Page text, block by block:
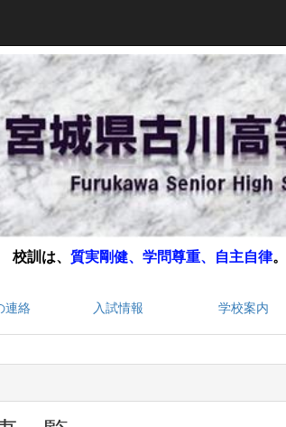
校訓は、 質実剛健、学問尊重、自主自律。
連絡 入試情報 学校案内